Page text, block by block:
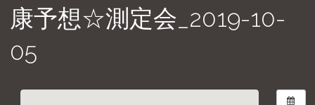
康予想☆測定会_2019-10-
05